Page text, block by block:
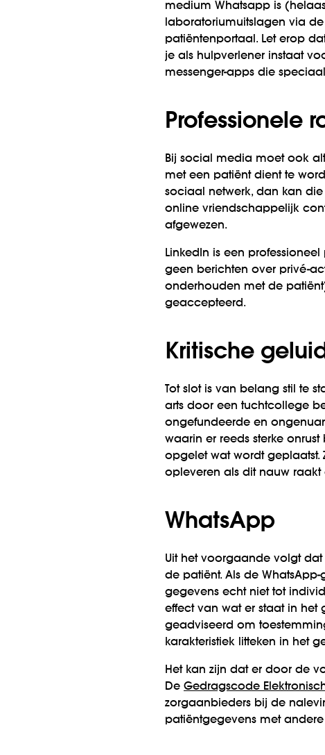
medium Whatsapp is
laboratoriumuitslagen via
patiëntenportaal. Let erop
je als hulpverlener instaat
messenger-apps die
Professionele
Bij social media moet ook
met een patiënt dient te
sociaal netwerk, dan kan
online vriendschappelijk
afgewezen.
LinkedIn is een
geen berichten over privé-
onderhouden met de
geaccepteerd.
Kritische
Tot slot is van belang stil te
arts door een tuchtcollege
ongefundeerde en
waarin er reeds sterke
opgelet wat wordt geplaatst.
opleveren als dit nauw
WhatsApp
Uit het voorgaande volgt
de patiënt. Als de
gegevens echt niet tot
effect van wat er staat in het
geadviseerd om
karakteristiek litteken in het
Het kan zijn dat er door de
De Gedragscode
zorgaanbieders bij de
patiëntgegevens met